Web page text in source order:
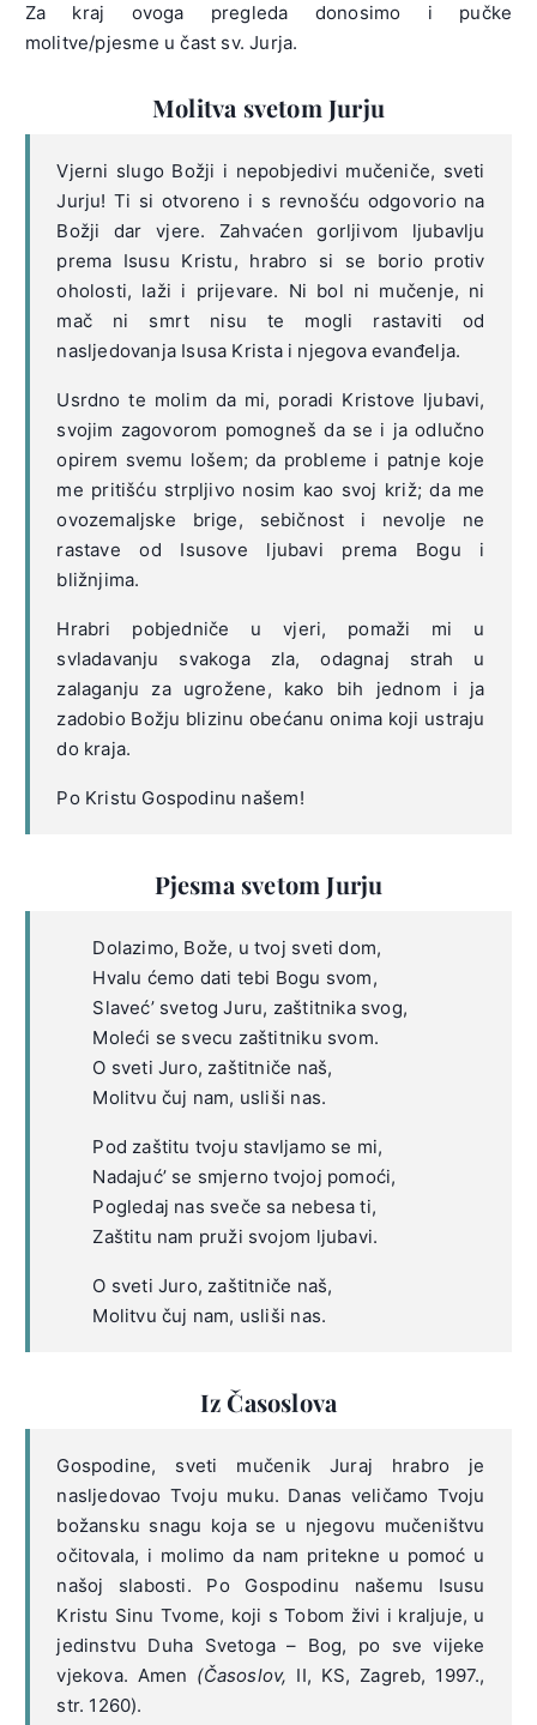
Za kraj ovoga pregleda donosimo i pučke
molitve/pjesme u čast sv. Jurja.
Molitva svetom Jurju
Vjerni slugo Božji i nepobjedivi mučeniče, sveti
Jurju! Ti si otvoreno i s revnošću odgovorio na
Božji dar vjere. Zahvaćen gorljivom ljubavlju
prema Isusu Kristu, hrabro si se borio protiv
oholosti, laži i prijevare. Ni bol ni mučenje, ni
mač ni smrt nisu te mogli rastaviti od
nasljedovanja Isusa Krista i njegova evanđelja.
Usrdno te molim da mi, poradi Kristove ljubavi,
svojim zagovorom pomogneš da se i ja odlučno
opirem svemu lošem; da probleme i patnje koje
me pritišću strpljivo nosim kao svoj križ; da me
ovozemaljske brige, sebičnost i nevolje ne
rastave od Isusove ljubavi prema Bogu i
bližnjima.
Hrabri pobjedniče u vjeri, pomaži mi u
svladavanju svakoga zla, odagnaj strah u
zalaganju za ugrožene, kako bih jednom i ja
zadobio Božju blizinu obećanu onima koji ustraju
do kraja.
Po Kristu Gospodinu našem!
Pjesma svetom Jurju
Dolazimo, Bože, u tvoj sveti dom,
Hvalu ćemo dati tebi Bogu svom,
Slaveć’ svetog Juru, zaštitnika svog,
Moleći se svecu zaštitniku svom.
O sveti Juro, zaštitniče naš,
Molitvu čuj nam, usliši nas.
Pod zaštitu tvoju stavljamo se mi,
Nadajuć’ se smjerno tvojoj pomoći,
Pogledaj nas sveče sa nebesa ti,
Zaštitu nam pruži svojom ljubavi.
O sveti Juro, zaštitniče naš,
Molitvu čuj nam, usliši nas.
Iz Časoslova
Gospodine, sveti mučenik Juraj hrabro je
nasljedovao Tvoju muku. Danas veličamo Tvoju
božansku snagu koja se u njegovu mučeništvu
očitovala, i molimo da nam pritekne u pomoć u
našoj slabosti. Po Gospodinu našemu Isusu
Kristu Sinu Tvome, koji s Tobom živi i kraljuje, u
jedinstvu Duha Svetoga – Bog, po sve vijeke
vjekova. Amen (Časoslov, II, KS, Zagreb, 1997.,
str. 1260).